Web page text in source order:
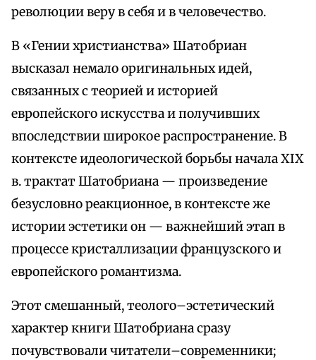
революции веру в себя и в человечество.
В «Гении христианства» Шатобриан
высказал немало оригинальных идей,
связанных с теорией и историей
европейского искусства и получивших
впоследствии широкое распространение. В
контексте идеологической борьбы начала XIX
в. трактат Шатобриана — произведение
безусловно реакционное, в контексте же
истории эстетики он — важнейший этап в
процессе кристаллизации французского и
европейского романтизма.
Этот смешанный, теолого–эстетический
характер книги Шатобриана сразу
почувствовали читатели–современники;